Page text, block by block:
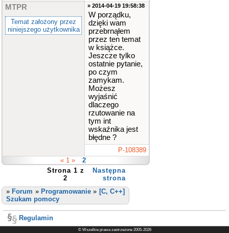
MTPR
Temat założony przez
niniejszego użytkownika
» 2014-04-19 19:58:38
W porządku,
dzięki wam
przebrnąłem
przez ten temat
w książce.
Jeszcze tylko
ostatnie pytanie,
po czym
zamykam.
Możesz
wyjaśnić
dlaczego
rzutowanie na
tym int
wskaźnika jest
błędne ?
P-108389
« 1 »
2
Strona 1 z
2
Następna
strona
» Forum » Programowanie » [C, C++]
Szukam pomocy
Regulamin
© Wszelkie prawa zastrzeżone 2005-2026